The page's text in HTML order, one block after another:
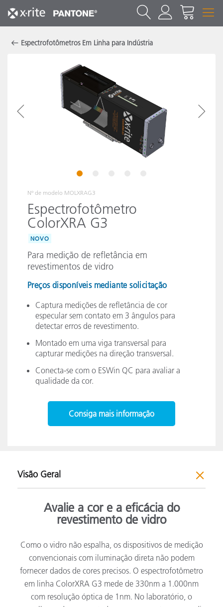
Espectrofotômetros Em Linha para Indústria
1
Nº de modelo MOLXRAG3
Espectrofotômetro
ColorXRA G3
NOVO
Para medição de refletância em
revestimentos de vidro
Preços disponíveis mediante solicitação
Captura medições de refletância de cor
especular sem contato em 3 ângulos para
detectar erros de revestimento.
Montado em uma viga transversal para
capturar medições na direção transversal.
Conecta-se com o ESWin QC para avaliar a
qualidade da cor.
Consiga mais informação
Visão Geral
Avalie a cor e a eficácia do
revestimento de vidro
Como o vidro não espalha, os dispositivos de medição
convencionais com iluminação direta não podem
fornecer dados de cores precisos. O espectrofotômetro
em linha ColorXRA G3 mede de 330nm a 1.000nm
com resolução óptica de 1nm. No laboratório, o